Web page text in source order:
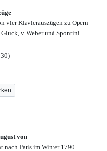
vier Klavierauszügen zu Opern
v. Weber und Spontini
von
nach Paris im Winter 1790